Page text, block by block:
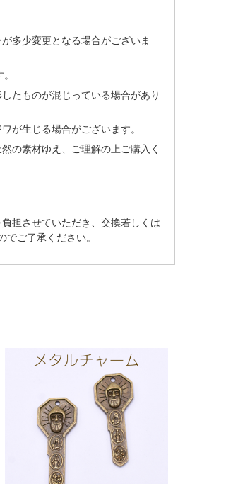
多少変更となる場合がございま
たものが混じっている場合があり
が生じる場合がございます。
の素材ゆえ、ご理解の上ご購入く
担させていただき、交換若しくは
ご了承ください。